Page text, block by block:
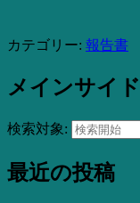
カテゴリー: 報告書
メインサイ
検索対象:
最近の投稿